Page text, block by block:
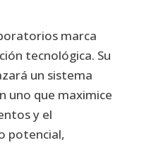
marca
tecnológica. Su
un sistema
uno que maximice
y el
potencial,